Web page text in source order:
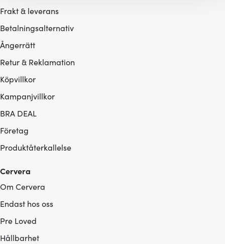
hemsidan ännu bättre. Du bestämmer själv vilka cookies
som du vill dela med dig av.
Frakt & leverans
Betalningsalternativ
Ångerrätt
Retur & Reklamation
Köpvillkor
Kampanjvillkor
BRA DEAL
Företag
Produktåterkallelse
Cervera
Om Cervera
Endast hos oss
Pre Loved
Hållbarhet